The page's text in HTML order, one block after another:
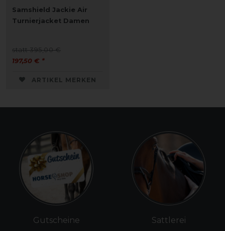
Samshield Jackie Air
Turnierjacket Damen
statt 395,00 €
197,50 € *
ARTIKEL MERKEN
Gutscheine Sattlerei